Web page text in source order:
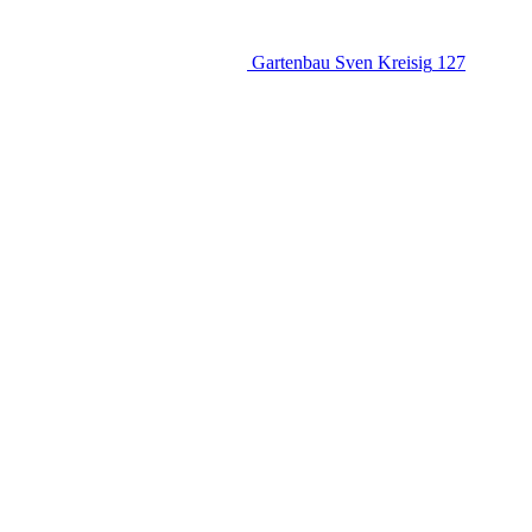
Gartenbau Sven Kreisig 127